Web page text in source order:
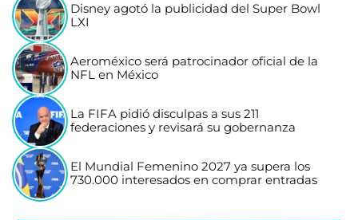
Disney agotó la publicidad del Super Bowl
LXI
Aeroméxico será patrocinador oficial de la
NFL en México
La FIFA pidió disculpas a sus 211
federaciones y revisará su gobernanza
El Mundial Femenino 2027 ya supera los
730.000 interesados en comprar entradas